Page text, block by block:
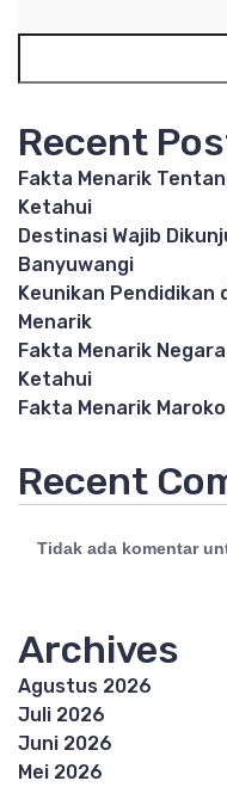
Recent
Fakta Menarik
Ketahui
Destinasi Wajib
Banyuwangi
Keunikan Pendidikan
Menarik
Fakta Menarik
Ketahui
Fakta Menarik
Recent
Tidak ada komentar
Archives
Agustus 2026
Juli 2026
Juni 2026
Mei 2026